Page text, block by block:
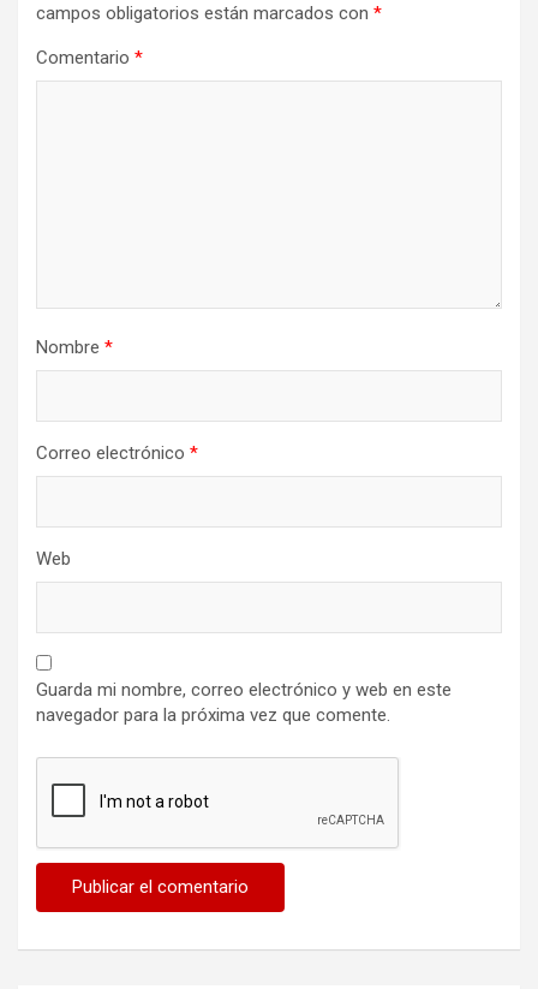
campos obligatorios están marcados con *
Comentario *
Nombre *
Correo electrónico *
Web
Guarda mi nombre, correo electrónico y web en este
navegador para la próxima vez que comente.